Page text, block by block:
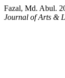
Fazal, Md. Abul.
Journal of Arts &